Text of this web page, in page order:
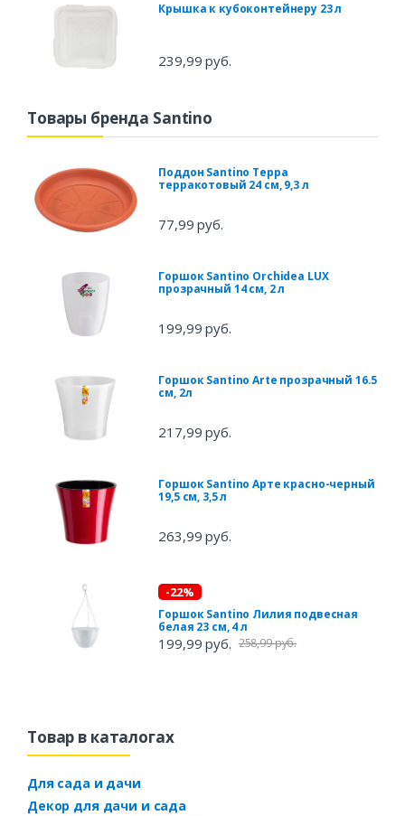
Крышка к кубоконтейнеру 23 л
239,99 руб.
Товары бренда Santino
Поддон Santino Терра
терракотовый 24 см, 9,3 л
77,99 руб.
Горшок Santino Orchidea LUX
прозрачный 14 см, 2 л
199,99 руб.
Горшок Santino Arte прозрачный 16.5
см, 2л
217,99 руб.
Горшок Santino Арте красно-черный
19,5 см, 3,5 л
263,99 руб.
-22%
Горшок Santino Лилия подвесная
белая 23 см, 4 л
199,99 руб. 258,99 руб.
Товар в каталогах
Для сада и дачи
Декор для дачи и сада